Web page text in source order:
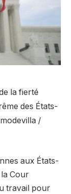
la fierté
des États-
/
aux États-
Cour
travail pour